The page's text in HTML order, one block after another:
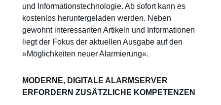
und Informationstechnologie. Ab sofort kann es
kostenlos heruntergeladen werden. Neben
gewohnt interessanten Artikeln und Informationen
liegt der Fokus der aktuellen Ausgabe auf den
»Möglichkeiten neuer Alarmierung«.
MODERNE, DIGITALE ALARMSERVER
ERFORDERN ZUSÄTZLICHE KOMPETENZEN